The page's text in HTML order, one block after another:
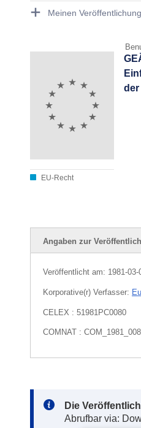
Publication
Meinen
EU-Recht
Angaben zur
Veröffentlicht am: 1981-03-
Korporative(r) Verfasser:
CELEX : 51981PC0080
COMNAT :
Note:
Die
Abrufbar via: